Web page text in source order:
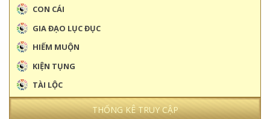
CON CÁI
GIA ĐẠO LỤC ĐỤC
HIẾM MUỘN
KIỆN TỤNG
TÀI LỘC
THỐNG KÊ TRUY CẬP